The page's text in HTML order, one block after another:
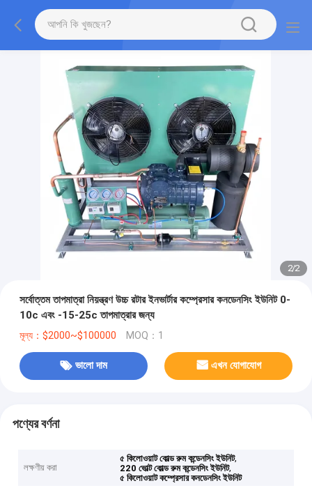
2/2
সর্বোত্তম তাপমাত্রা নিয়ন্ত্রণ উচ্চ রটার ইনভার্টার কম্প্রেসার কনডেনসিং ইউনিট 0-
10c এবং -15-25c তাপমাত্রার জন্য
মূল্য：$2000~$100000 MOQ：1
ভালো দাম এখন যোগাযোগ
পণ্যের বর্ণনা
লক্ষণীয় করা
৫ কিলোওয়াট কোল্ড রুম কন্ডেনসিং ইউনিট,
220 ভোল্ট কোল্ড রুম কন্ডেনসিং ইউনিট,
৫ কিলোওয়াট কম্প্রেসার কনডেনসিং ইউনিট